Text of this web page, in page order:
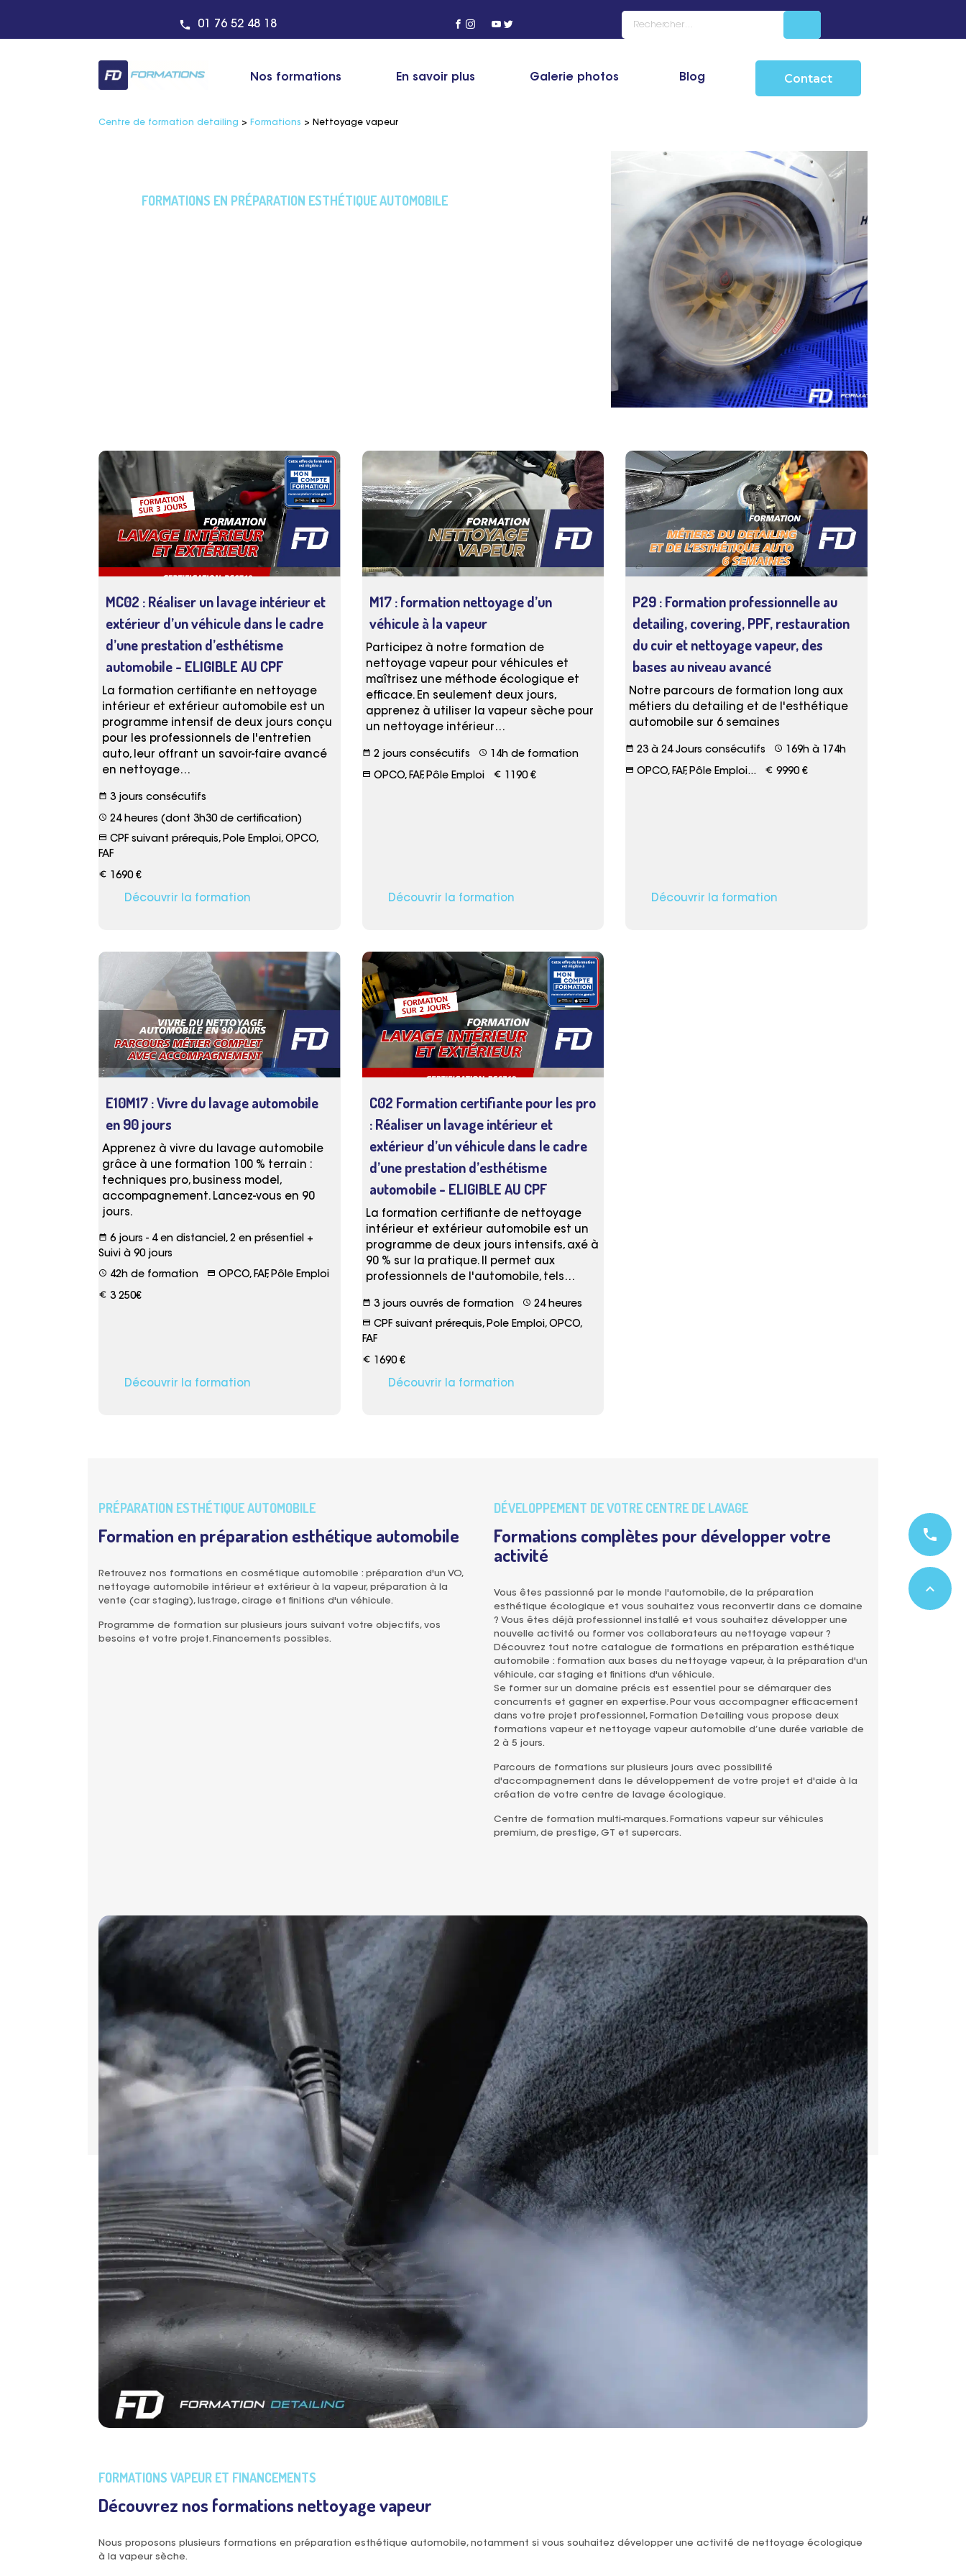
01 76 52 48 18
Nos formations En savoir plus Galerie photos Blog Contact
Centre de formation detailing > Formations > Nettoyage vapeur
FORMATIONS EN PRÉPARATION ESTHÉTIQUE AUTOMOBILE
MC02 : Réaliser un lavage intérieur et
extérieur d’un véhicule dans le cadre
d’une prestation d’esthétisme
automobile- ELIGIBLE AU CPF
La formation certifiante en nettoyage
intérieur et extérieur automobile est un
programme intensif de deux jours conçu
pour les professionnels de l'entretien
auto, leur offrant un savoir-faire avancé
en nettoyage…
date_range 3 jours consécutifs
schedule 24 heures (dont 3h30 de certification)
credit_card CPF suivant prérequis, Pole Emploi, OPCO,
FAF
euro_symbol 1690 €
Découvrir la formation
M17 : formation nettoyage d’un
véhicule à la vapeur
Participez à notre formation de
nettoyage vapeur pour véhicules et
maîtrisez une méthode écologique et
efficace. En seulement deux jours,
apprenez à utiliser la vapeur sèche pour
un nettoyage intérieur…
date_range 2 jours consécutifs schedule 14h de formation
credit_card OPCO, FAF, Pôle Emploi euro_symbol 1190 €
Découvrir la formation
P29 : Formation professionnelle au
detailing, covering, PPF, restauration
du cuir et nettoyage vapeur, des
bases au niveau avancé
Notre parcours de formation long aux
métiers du detailing et de l'esthétique
automobile sur 6 semaines
date_range 23 à 24 Jours consécutifs schedule 169h à 174h
credit_card OPCO, FAF, Pôle Emploi... euro_symbol 9990 €
Découvrir la formation
E10M17 : Vivre du lavage automobile
en 90 jours
Apprenez à vivre du lavage automobile
grâce à une formation 100 % terrain :
techniques pro, business model,
accompagnement. Lancez-vous en 90
jours.
date_range 6 jours - 4 en distanciel, 2 en présentiel +
Suivi à 90 jours
schedule 42h de formation credit_card OPCO, FAF, Pôle Emploi
euro_symbol 3 250€
Découvrir la formation
C02 Formation certifiante pour les pro
: Réaliser un lavage intérieur et
extérieur d’un véhicule dans le cadre
d’une prestation d’esthétisme
automobile- ELIGIBLE AU CPF
La formation certifiante de nettoyage
intérieur et extérieur automobile est un
programme de deux jours intensifs, axé à
90 % sur la pratique. Il permet aux
professionnels de l'automobile, tels…
date_range 3 jours ouvrés de formation schedule 24 heures
credit_card CPF suivant prérequis, Pole Emploi, OPCO,
FAF
euro_symbol 1690 €
Découvrir la formation
PRÉPARATION ESTHÉTIQUE AUTOMOBILE
Formation en préparation esthétique automobile
Retrouvez nos formations en cosmétique automobile : préparation d'un VO,
nettoyage automobile intérieur et extérieur à la vapeur, préparation à la
vente (car staging), lustrage, cirage et finitions d'un véhicule.
Programme de formation sur plusieurs jours suivant votre objectifs, vos
besoins et votre projet. Financements possibles.
DÉVELOPPEMENT DE VOTRE CENTRE DE LAVAGE
Formations complètes pour développer votre
activité
Vous êtes passionné par le monde l'automobile, de la préparation
esthétique écologique et vous souhaitez vous reconvertir dans ce domaine
? Vous êtes déjà professionnel installé et vous souhaitez développer une
nouvelle activité ou former vos collaborateurs au nettoyage vapeur ?
Découvrez tout notre catalogue de formations en préparation esthétique
automobile : formation aux bases du nettoyage vapeur, à la préparation d'un
véhicule, car staging et finitions d'un véhicule.
Se former sur un domaine précis est essentiel pour se démarquer des
concurrents et gagner en expertise. Pour vous accompagner efficacement
dans votre projet professionnel, Formation Detailing vous propose deux
formations vapeur et nettoyage vapeur automobile d’une durée variable de
2 à 5 jours.
Parcours de formations sur plusieurs jours avec possibilité
d'accompagnement dans le développement de votre projet et d'aide à la
création de votre centre de lavage écologique.
Centre de formation multi-marques. Formations vapeur sur véhicules
premium, de prestige, GT et supercars.
FORMATIONS VAPEUR ET FINANCEMENTS
Découvrez nos formations nettoyage vapeur
Nous proposons plusieurs formations en préparation esthétique automobile, notamment si vous souhaitez développer une activité de nettoyage écologique
à la vapeur sèche.
phone
expand_less